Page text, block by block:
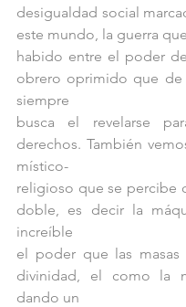
desigualdad social
este mundo, la guerra
habido entre el poder
obrero oprimido que de
siempre
busca el revelarse
derechos. También
místico-
religioso que se percibe
doble, es decir la
increíble
el poder que las
divinidad, el como la
dando un